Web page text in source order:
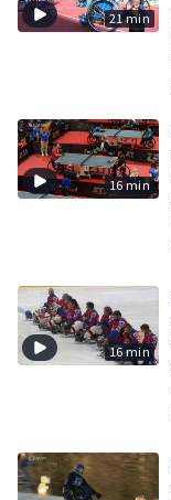
21 min
16 min
16 min